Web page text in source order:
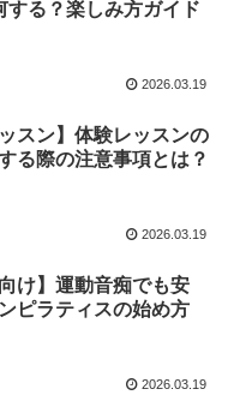
する？楽しみ方ガイド
2026.03.19
ッスン】体験レッスンの
る際の注意事項とは？
2026.03.19
向け】運動音痴でも安
ピラティスの始め方
2026.03.19